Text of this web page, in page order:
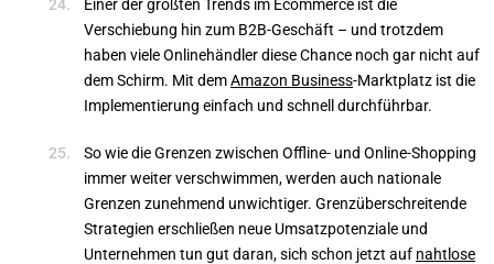
Einer der größten Trends im Ecommerce ist die
Verschiebung hin zum B2B-Geschäft – und trotzdem
haben viele Onlinehändler diese Chance noch gar nicht auf
dem Schirm. Mit demAmazon Business-Marktplatz ist die
Implementierung einfach und schnell durchführbar.
So wie die Grenzen zwischen Offline- und Online-Shopping
immer weiter verschwimmen, werden auch nationale
Grenzen zunehmend unwichtiger. Grenzüberschreitende
Strategien erschließen neue Umsatzpotenziale und
Unternehmen tun gut daran, sich schon jetzt auf nahtlose